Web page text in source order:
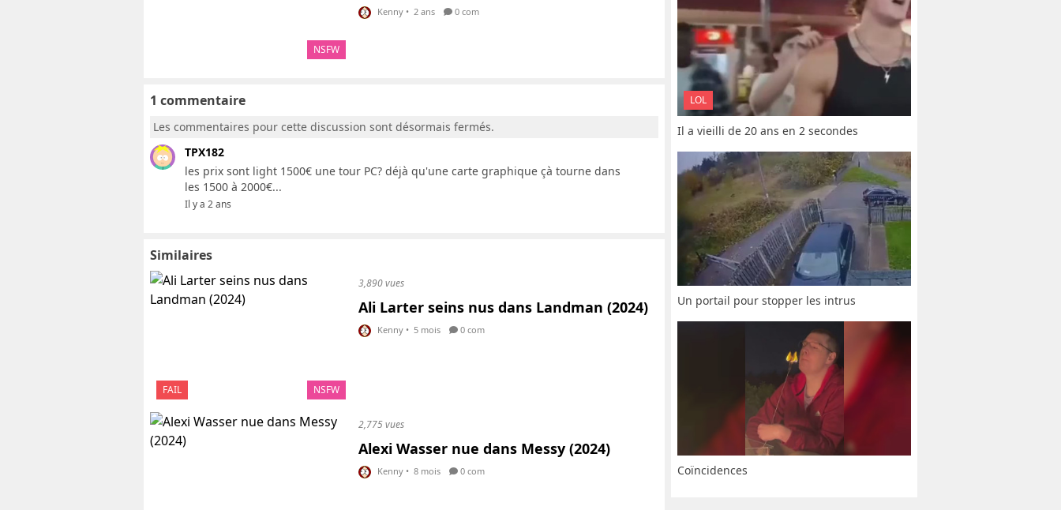
NSFW
Kenny • 2 ans 0 com
1 commentaire
Les commentaires pour cette discussion sont désormais fermés.
TPX182
les prix sont light 1500€ une tour PC? déjà qu'une carte graphique çà tourne dans
les 1500 à 2000€...
Il y a 2 ans
Similaires
FAIL NSFW
3,890 vues
Ali Larter seins nus dans Landman (2024)
Kenny • 5 mois 0 com
2,775 vues
Alexi Wasser nue dans Messy (2024)
Kenny • 8 mois 0 com
LOL
Il a vieilli de 20 ans en 2 secondes
Un portail pour stopper les intrus
Coïncidences